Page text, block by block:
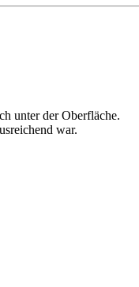
unter der Oberfläche.
war.